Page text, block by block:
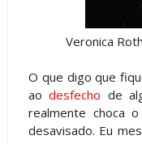
Veronica
O que digo que
aodesfecho de
realmente choca
desavisado. Eu